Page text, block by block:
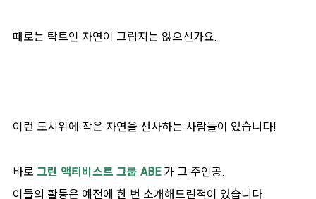
때로는 탁트인 자연이 그립지는 않으신가요.
이런 도시위에 작은 자연을 선사하는 사람들이 있습니다!
바로 그린 액티비스트 그룹 ABE가 그 주인공.
이들의 활동은 예전에 한 번 소개해드린적이 있습니다.